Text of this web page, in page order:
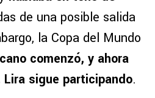
de una posible salida
la Copa del Mundo
comenzó, y ahora
Lira sigue participando.